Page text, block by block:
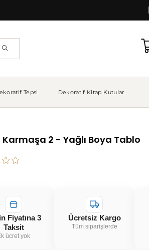
Tepsi Dekoratif Kitap Kutular
2 - Yağlı Boya Tablo
Fiyatına 3
Taksit
ücret yok
Ücretsiz Kargo
Tüm siparişlerde